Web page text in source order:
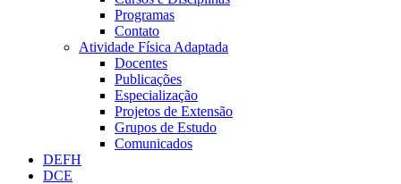
Programas
Contato
Atividade Física Adaptada
Docentes
Publicações
Especialização
Projetos de Extensão
Grupos de Estudo
Comunicados
DEFH
DCE